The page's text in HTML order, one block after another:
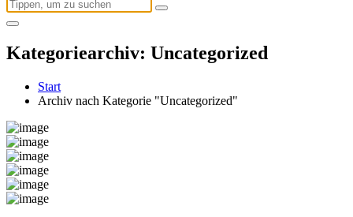
nach:
Kategoriearchiv: Uncategorized
Start
Archiv nach Kategorie "Uncategorized"